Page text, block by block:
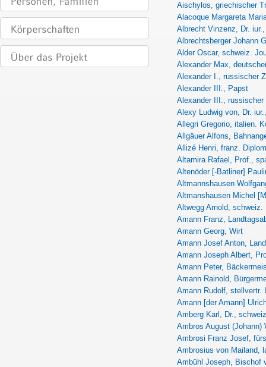
Aischylos, griechischer
Alacoque Margareta
Albrecht Vinzenz, Dr.
Albrechtsberger Johann
Alder Oscar, schweiz.
Alexander Max,
Alexander I., russischer
Alexander III., Papst
Alexander III., russischer
Alexy Ludwig von, Dr.
Allegri Gregorio, italien.
Allgäuer Alfons,
Allizé Henri, franz.
Altamira Rafael, Prof.,
Altenöder [-Batliner]
Altmannshausen
Altmanshausen Michel
Altwegg Arnold, schweiz.
Amann Franz,
Amann Georg, Wirt
Amann Josef Anton,
Amann Joseph Albert,
Amann Peter,
Amann Rainold,
Amann Rudolf, stellvertr.
Amann [der Amann]
Amberg Karl, Dr.,
Ambros August (Johann)
Ambrosi Franz Josef,
Ambrosius von Mailand,
Ambühl Joseph, Bischof